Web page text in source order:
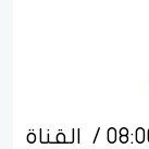
× الأخدود , الساعة 08:00 / القناة